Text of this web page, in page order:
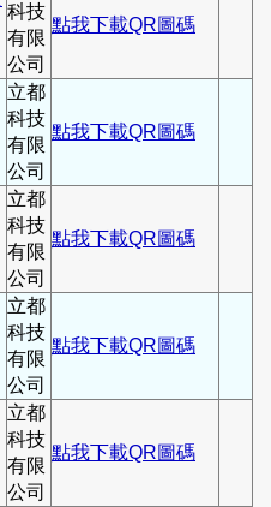
科技
有限
公司
點我下載QR圖碼
立都
科技
有限
公司
點我下載QR圖碼
立都
科技
有限
公司
點我下載QR圖碼
立都
科技
有限
公司
點我下載QR圖碼
立都
科技
有限
公司
點我下載QR圖碼